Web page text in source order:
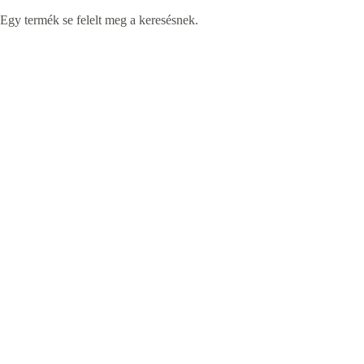
Egy termék se felelt meg a keresésnek.